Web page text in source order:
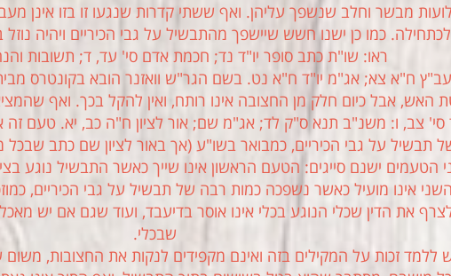
מבשר וחלב שנשפך עליהן. ואף ששתי קדרות שנגעו זו בזו אינן
כמו כן ישנו חשש שיישפך מהתבשיל על גבי הכיריים ויהיה
ראו: שו"ת כתב סופר יו"ד נד; חכמת אדם סי' עד, ד; תשובות
ח"א צא; אג"מ יו"ד ח"א נט. בשם הגר"ש וואזנר הובא בקונטרס
האש, אבל כיום חלק מן החצובה אינו רותח, ואין להקל בכך. ואף
סי' צב, ו: משנ"ב תנא ס"ק לד; אג"מ שם; אור לציון ח"ה כב, יא. טעם זה
תבשיל על גבי הכיריים, כמבואר בשו"ע (אך באור לציון שם כתב
הטעמים ישנם סייגים: הטעם הראשון אינו שייך כאשר התבשיל נוגע
אינו מועיל כאשר נשפכה כמות רבה של תבשיל על גבי הכיריים,
לצרף את הדין שכלי הנוגע בכלי אינו אוסר בדיעבד, ועוד שגם אם יש
שבכלי.
ללמד זכות על המקילים בזה ואינם מקפידים לנקות את החצובות,